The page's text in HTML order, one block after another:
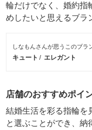
輪だけでなく、婚約指
めしたいと思えるブラ
しなもんさんが思うこのブラ
キュート エレガント
店舗のおすすめポイ
結婚生活を彩る指輪を
と選ぶことができ、納